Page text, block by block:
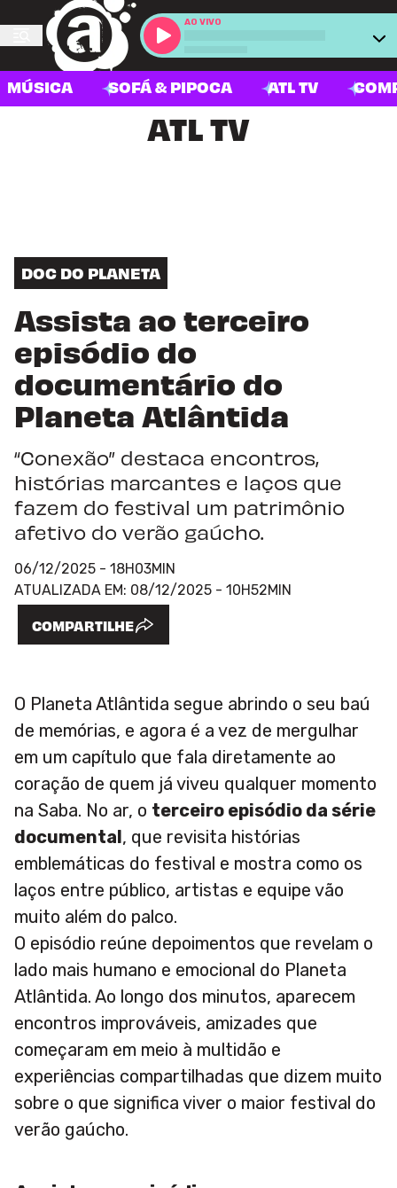
AO VIVO
MÚSICA SOFÁ & PIPOCA ATL TV
ATL TV
DOC DO PLANETA
Assista ao terceiro
episódio do
documentário do
Planeta Atlântida
“Conexão” destaca encontros,
histórias marcantes e laços que
fazem do festival um patrimônio
afetivo do verão gaúcho.
06/12/2025 - 18H03MIN
ATUALIZADA EM: 08/12/2025 - 10H52MIN
COMPARTILHE
O Planeta Atlântida segue abrindo o seu baú
de memórias, e agora é a vez de mergulhar
em um capítulo que fala diretamente ao
coração de quem já viveu qualquer momento
na Saba. No ar, o terceiro episódio da série
documental, que revisita histórias
emblemáticas do festival e mostra como os
laços entre público, artistas e equipe vão
muito além do palco.
O episódio reúne depoimentos que revelam o
lado mais humano e emocional do Planeta
Atlântida. Ao longo dos minutos, aparecem
encontros improváveis, amizades que
começaram em meio à multidão e
experiências compartilhadas que dizem muito
sobre o que significa viver o maior festival do
verão gaúcho.